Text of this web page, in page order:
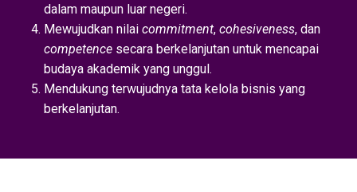
dalam maupun luar negeri.
Mewujudkan nilai commitment, cohesiveness, dan
competence secara berkelanjutan untuk mencapai
budaya akademik yang unggul.
Mendukung terwujudnya tata kelola bisnis yang
berkelanjutan.